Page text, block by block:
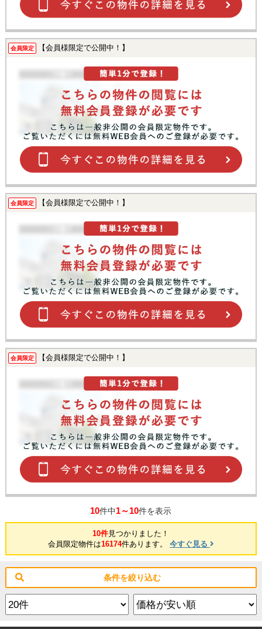
会員限定 【会員様限定で公開中！】
会員限定 【会員様限定で公開中！】
会員限定 【会員様限定で公開中！】
10件中1～10件を表示
10件見つかりました！
会員限定物件は16174件あります。 今すぐ見る
条件を絞り込む